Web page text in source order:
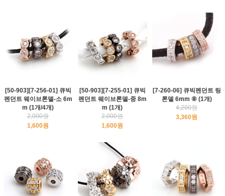
[50-903][7-256-01] 큐빅
펜던트 웨이브론델-소 6m
m (1개/4개)
2,000원
1,600원
[50-903][7-255-01] 큐빅
펜던트 웨이브론델-중 8m
m (1개)
2,000원
1,600원
[7-260-06] 큐빅펜던트 링
론델 6mm ⑧ (1개)
4,200원
3,360원